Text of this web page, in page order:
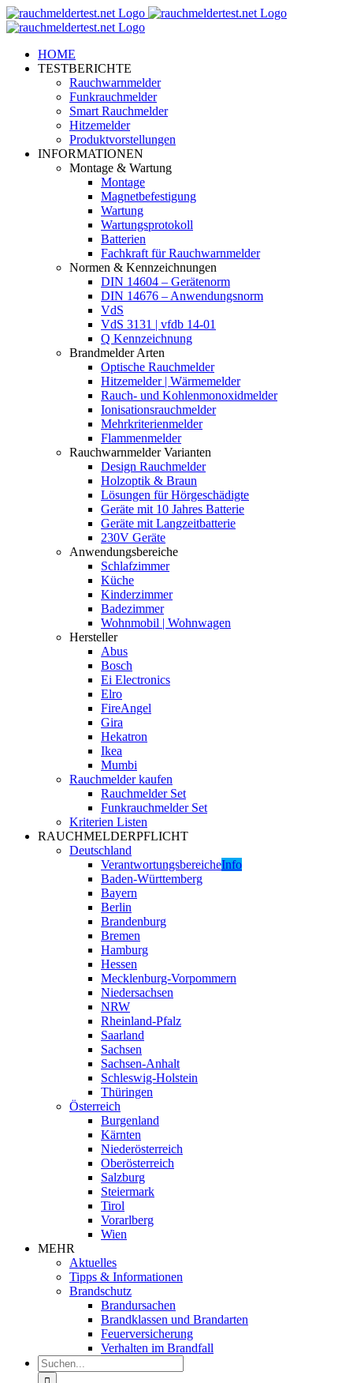
Zum
Inhalt
HOME
TESTBERICHTE
Rauchwarnmelder
Funkrauchmelder
Smart Rauchmelder
Hitzemelder
Produktvorstellungen
INFORMATIONEN
Montage & Wartung
Montage
Magnetbefestigung
Wartung
Wartungsprotokoll
Batterien
Fachkraft für Rauchwarnmelder
Normen & Kennzeichnungen
DIN 14604 – Gerätenorm
DIN 14676 – Anwendungsnorm
VdS
VdS 3131 | vfdb 14-01
Q Kennzeichnung
Brandmelder Arten
Optische Rauchmelder
Hitzemelder | Wärmemelder
Rauch- und Kohlenmonoxidmelder
Ionisationsrauchmelder
Mehrkriterienmelder
Flammenmelder
Rauchwarnmelder Varianten
Design Rauchmelder
Holzoptik & Braun
Lösungen für Hörgeschädigte
Geräte mit 10 Jahres Batterie
Geräte mit Langzeitbatterie
230V Geräte
Anwendungsbereiche
Schlafzimmer
Küche
Kinderzimmer
Badezimmer
Wohnmobil | Wohnwagen
Hersteller
Abus
Bosch
Ei Electronics
Elro
FireAngel
Gira
Hekatron
Ikea
Mumbi
Rauchmelder kaufen
Rauchmelder Set
Funkrauchmelder Set
Kriterien Listen
RAUCHMELDERPFLICHT
Deutschland
VerantwortungsbereicheInfo
Baden-Württemberg
Bayern
Berlin
Brandenburg
Bremen
Hamburg
Hessen
Mecklenburg-Vorpommern
Niedersachsen
NRW
Rheinland-Pfalz
Saarland
Sachsen
Sachsen-Anhalt
Schleswig-Holstein
Thüringen
Österreich
Burgenland
Kärnten
Niederösterreich
Oberösterreich
Salzburg
Steiermark
Tirol
Vorarlberg
Wien
MEHR
Aktuelles
Tipps & Informationen
Brandschutz
Brandursachen
Brandklassen und Brandarten
Feuerversicherung
Verhalten im Brandfall
Suche
nach: